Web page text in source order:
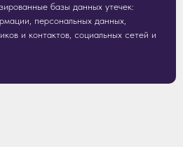
базы данных утечек:
персональных данных,
и контактов, социальных сетей и